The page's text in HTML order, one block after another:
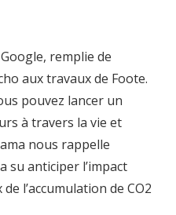
remplie de
aux travaux de Foote.
pouvez lancer un
à travers la vie et
nous rappelle
su anticiper l’impact
l’accumulation de CO2